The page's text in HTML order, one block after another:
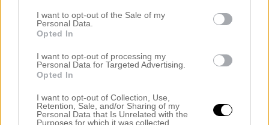
I want to opt-out of the Sale of my
Personal Data.
Opted In
I want to opt-out of processing my
Personal Data for Targeted Advertising.
Opted In
I want to opt-out of Collection, Use,
Retention, Sale, and/or Sharing of my
Personal Data that Is Unrelated with the
Purposes for which it was collected.